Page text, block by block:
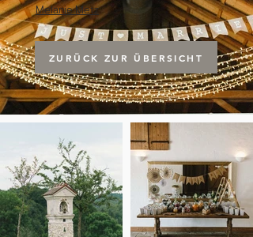
Melanie Metz
ZURÜCK ZUR ÜBERSICHT